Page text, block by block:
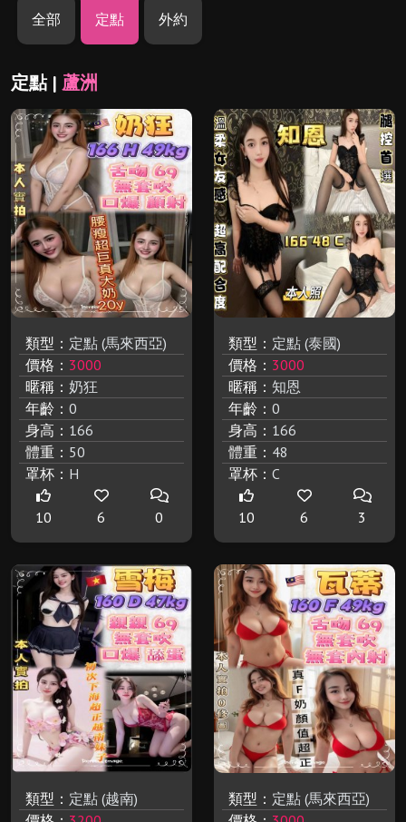
全部 定點 外約
定點 | 蘆洲
類型： 定點 (馬來西亞)
價格： 3000
暱稱： 奶狂
年齡： 0
身高： 166
體重： 50
罩杯： H
10 6 0
類型： 定點 (泰國)
價格： 3000
暱稱： 知恩
年齡： 0
身高： 166
體重： 48
罩杯： C
10 6 3
類型： 定點 (越南)
類型： 定點 (馬來西亞)